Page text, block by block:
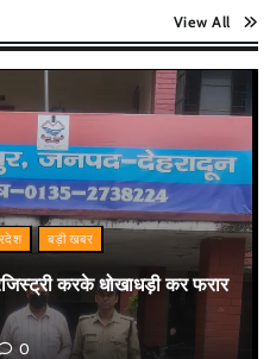
View All
बड़ी खबर
करके धोखाधड़ी कर फरार
0